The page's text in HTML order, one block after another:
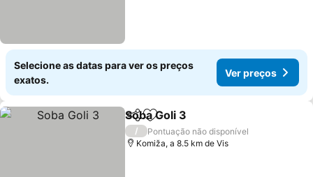
Selecione as datas para ver os preços
exatos.
Ver preços
PartilharAdicionar aos favoritos
Soba Goli 3
/
Pontuação não disponível
Komiža, a 8.5 km de Vis